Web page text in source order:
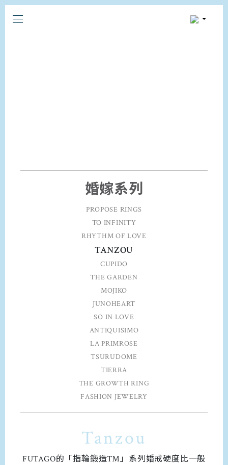
婚嫁系列
PROPOSE RINGS
TO INFINITY
RHYTHM OF LOVE
TANZOU
CUPIDO
THE GARDEN
MOJIKO
JUNOHEART
SO IN LOVE
ANTIQUISIMO
LA PRIMROSE
TSURUDOME
TIERRA
THE GROWTH RING
FASHION JEWELRY
Tanzou
FUTAGO的「指輪鍛造™」系列婚戒硬度比一般